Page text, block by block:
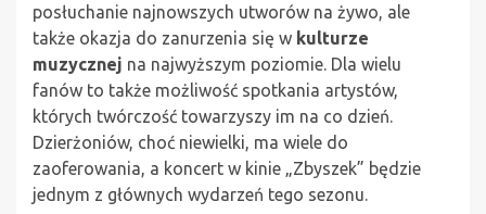
posłuchanie najnowszych utworów na żywo, ale
także okazja do zanurzenia się w kulturze
muzycznej na najwyższym poziomie. Dla wielu
fanów to także możliwość spotkania artystów,
których twórczość towarzyszy im na co dzień.
Dzierżoniów, choć niewielki, ma wiele do
zaoferowania, a koncert w kinie „Zbyszek” będzie
jednym z głównych wydarzeń tego sezonu.